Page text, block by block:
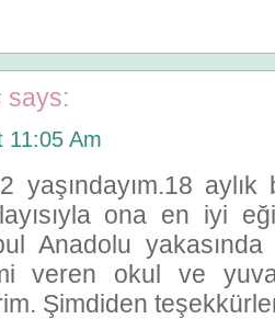
says:
11:05 Am
yaşındayım.18
ona en iyi
Anadolu
veren okul ve
Şimdiden